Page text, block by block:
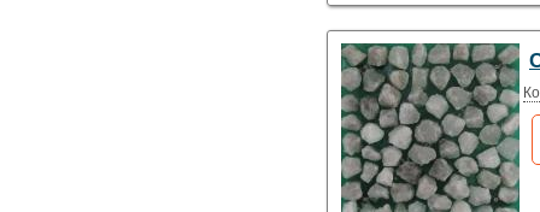
красное, оранжевое
Размер:
500 х 500